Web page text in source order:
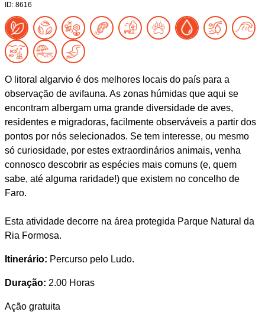
ID: 8616
O litoral algarvio é dos melhores locais do país para a
observação de avifauna. As zonas húmidas que aqui se
encontram albergam uma grande diversidade de aves,
residentes e migradoras, facilmente observáveis a partir dos
pontos por nós selecionados. Se tem interesse, ou mesmo
só curiosidade, por estes extraordinários animais, venha
connosco descobrir as espécies mais comuns (e, quem
sabe, até alguma raridade!) que existem no concelho de
Faro.
Esta atividade decorre na área protegida Parque Natural da
Ria Formosa.
Itinerário: Percurso pelo Ludo.
Duração: 2.00 Horas
Ação gratuita